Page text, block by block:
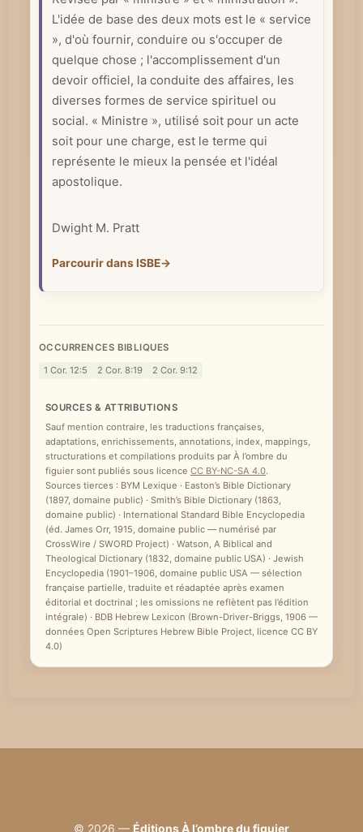
b
l
i
q
u
e
L'idée de base des deux mots est le « service
», d'où fournir, conduire ou s'occuper de
quelque chose ; l'accomplissement d'un
devoir officiel, la conduite des affaires, les
diverses formes de service spirituel ou
social. « Ministre », utilisé soit pour un acte
soit pour une charge, est le terme qui
représente le mieux la pensée et l'idéal
apostolique.
Dwight M. Pratt
Parcourir dans ISBE→
OCCURRENCES BIBLIQUES
1 Cor. 12:5
2 Cor. 8:19 2 Cor. 9:12
SOURCES & ATTRIBUTIONS
Sauf mention contraire, les traductions françaises,
adaptations, enrichissements, annotations, index, mappings,
structurations et compilations produits par À l’ombre du
figuier sont publiés sous licence CC BY-NC-SA 4.0.
Sources tierces : BYM Lexique · Easton’s Bible Dictionary
(1897, domaine public) · Smith’s Bible Dictionary (1863,
domaine public) · International Standard Bible Encyclopedia
(éd. James Orr, 1915, domaine public — numérisé par
CrossWire / SWORD Project) · Watson, A Biblical and
Theological Dictionary (1832, domaine public USA) · Jewish
Encyclopedia (1901–1906, domaine public USA — sélection
française partielle, traduite et réadaptée après examen
éditorial et doctrinal ; les omissions ne reflètent pas l’édition
intégrale) · BDB Hebrew Lexicon (Brown-Driver-Briggs, 1906 —
données Open Scriptures Hebrew Bible Project, licence CC BY
4.0)
© 2026 — Éditions À l’ombre du figuier